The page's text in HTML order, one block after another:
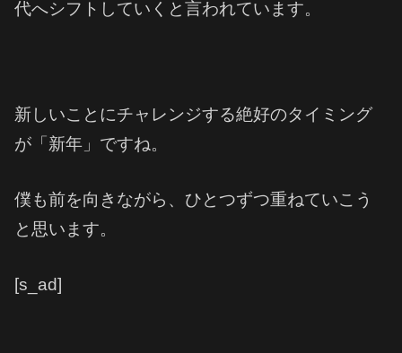
代へシフトしていくと言われています。
新しいことにチャレンジする絶好のタイミング
が「新年」ですね。
僕も前を向きながら、ひとつずつ重ねていこう
と思います。
[s_ad]